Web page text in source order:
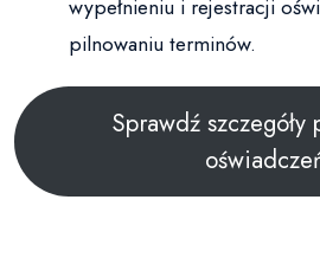
wypełnieniu i rejestracji
pilnowaniu terminów.
Sprawdź